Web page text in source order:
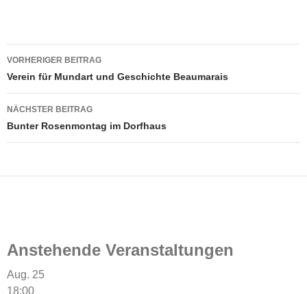
e
b
o
o
k
er
s
A
p
p
n
Beitragsnavigation
VORHERIGER BEITRAG
Verein für Mundart und Geschichte Beaumarais
NÄCHSTER BEITRAG
Bunter Rosenmontag im Dorfhaus
Anstehende Veranstaltungen
Aug. 25
18:00